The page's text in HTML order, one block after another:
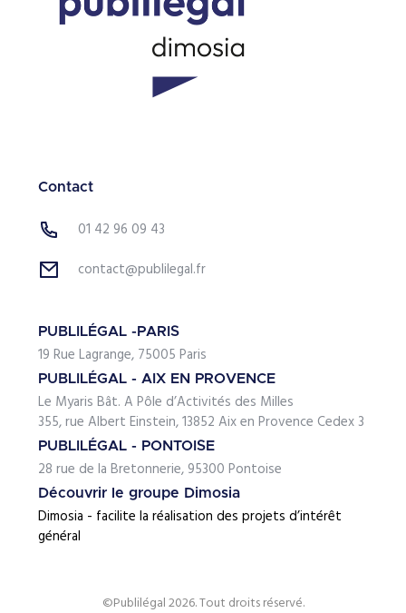
Contact
01 42 96 09 43
contact@publilegal.fr
PUBLILÉGAL -PARIS
19 Rue Lagrange, 75005 Paris
PUBLILÉGAL - AIX EN PROVENCE
Le Myaris Bât. A Pôle d’Activités des Milles
355, rue Albert Einstein, 13852 Aix en Provence Cedex 3
PUBLILÉGAL - PONTOISE
28 rue de la Bretonnerie, 95300 Pontoise
Découvrir le groupe Dimosia
Dimosia - facilite la réalisation des projets d’intérêt
général
©Publilégal 2026. Tout droits réservé.